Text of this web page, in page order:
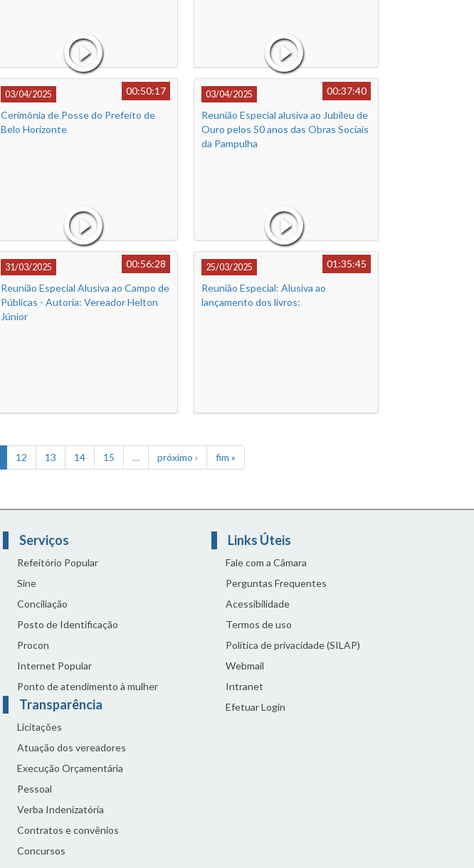
03/04/2025
00:50:17
Cerimônia de Posse do Prefeito de
Belo Horizonte
03/04/2025
00:37:40
Reunião Especial alusiva ao Jubileu de
Ouro pelos 50 anos das Obras Sociais
da Pampulha
31/03/2025
00:56:28
Reunião Especial Alusiva ao Campo de
Públicas - Autoria: Vereador Helton
Júnior
25/03/2025
01:35:45
Reunião Especial: Alusiva ao
lançamento dos livros:
12 13 14 15 … próximo › fim »
Serviços
Refeitório Popular
Sine
Conciliação
Posto de Identificação
Procon
Internet Popular
Ponto de atendimento à mulher
Transparência
Licitações
Atuação dos vereadores
Execução Orçamentária
Pessoal
Verba Indenizatória
Contratos e convênios
Concursos
Links Úteis
Fale com a Câmara
Perguntas Frequentes
Acessibilidade
Termos de uso
Política de privacidade (SILAP)
Webmail
Intranet
Efetuar Login